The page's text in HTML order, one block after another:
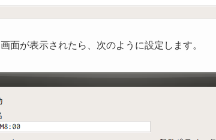
画面が表示されたら、次のように設定します。